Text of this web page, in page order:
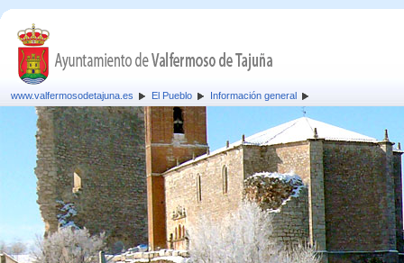
www.valfermosodetajuna.es El Pueblo Información general